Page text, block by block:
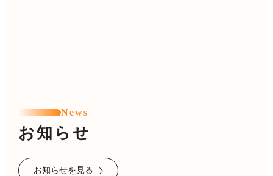
News
お知らせ
お知らせを見る